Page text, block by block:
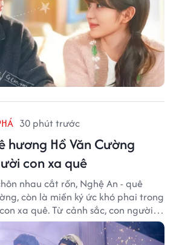
30 phút trước
hương Hồ Văn Cường
con xa quê
nhau cắt rốn, Nghệ An - quê
còn là miền ký ức khó phai trong
xa quê. Từ cảnh sắc, con người
tất cả đều trở thành những
mong ngày trở về.